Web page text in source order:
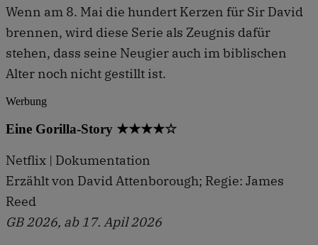
Wenn am 8. Mai die hundert Kerzen für Sir David
brennen, wird diese Serie als Zeugnis dafür
stehen, dass seine Neugier auch im biblischen
Alter noch nicht gestillt ist.
Werbung
Eine Gorilla-Story ★★★★☆
Netflix | Dokumentation
Erzählt von David Attenborough; Regie: James
Reed
GB 2026, ab 17. Apil 2026